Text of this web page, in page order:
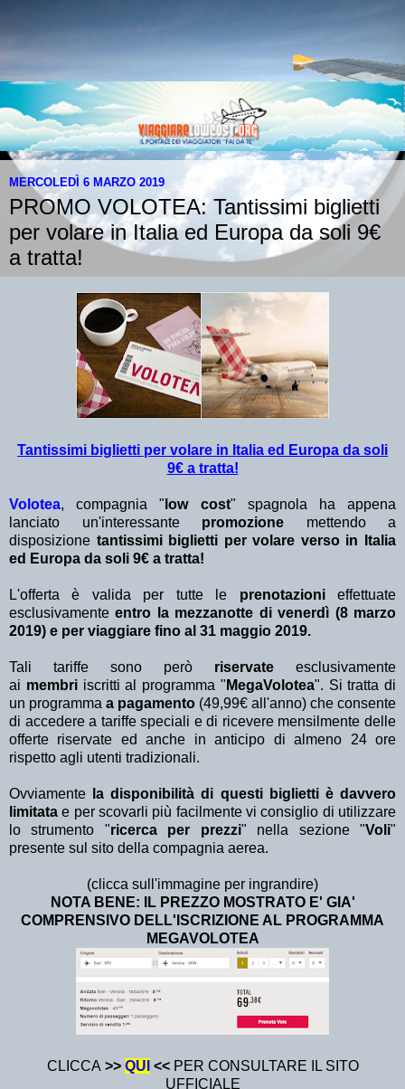
MERCOLEDÌ 6 MARZO 2019
PROMO VOLOTEA: Tantissimi biglietti
per volare in Italia ed Europa da soli 9€
a tratta!
Tantissimi biglietti per volare in Italia ed Europa da soli
9€ a tratta!
Volotea, compagnia " low cost" spagnola ha appena
lanciato un'interessante promozione mettendo a
disposizione tantissimi biglietti per volare verso in Italia
ed Europa da soli 9€ a tratta!
L'offerta è valida per tutte le prenotazionieffettuate
esclusivamenteentro la mezzanotte di venerdì (8 marzo
2019) e per viaggiare fino al 31 maggio 2019.
Tali tariffe sono però riservate esclusivamente
ai membri iscritti al programma " MegaVolotea". Si tratta di
un programma a pagamento (49,99€ all'anno) che consente
di accedere a tariffe speciali e di ricevere mensilmente delle
offerte riservate ed anche in anticipo di almeno 24 ore
rispetto agli utenti tradizionali.
Ovviamente
la disponibilità di questi biglietti è davvero
limitatae per scovarli più facilmente vi consiglio di utilizzare
lo strumento "ricerca per prezzi" nella sezione "Voli"
presente sul sito della compagnia aerea.
(clicca sull'immagine per ingrandire)
NOTA BENE: IL PREZZO MOSTRATO E' GIA'
COMPRENSIVO DELL'ISCRIZIONE AL PROGRAMMA
MEGAVOLOTEA
CLICCA >> QUI <<PER CONSULTARE IL SITO
UFFICIALE